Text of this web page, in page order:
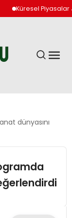
Küresel Piyasalar
dünyasını